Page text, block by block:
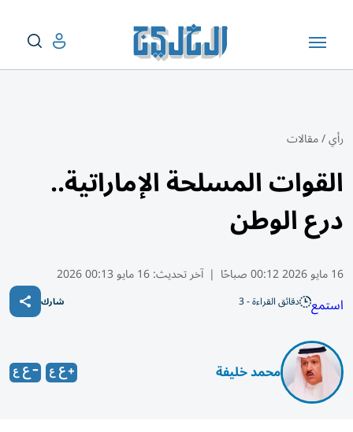
رأي/مقالات
القوات المسلحة الإماراتية..
درع الوطن
16 مايو 2026 00:12 صباحًا | آخر تحديث:16 مايو 00:13 2026
استمع دقائق القراءة - 3 شارك
محمد خليفة